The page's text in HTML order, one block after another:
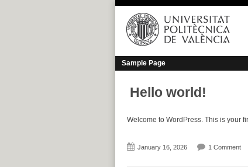
Skip
content
Sample Page
Hello world!
Welcome to WordPress. This is your
January 16, 2026 1 Commenton